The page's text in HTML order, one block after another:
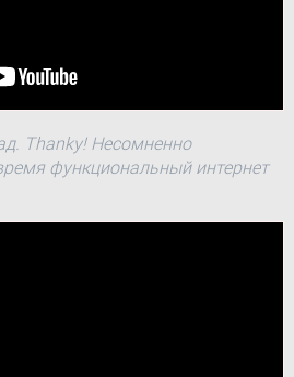
Thanky! Несомненно
функциональный интернет